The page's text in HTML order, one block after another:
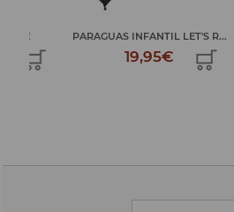
PARAGUAS INFANTIL LET'S R...
19,95€